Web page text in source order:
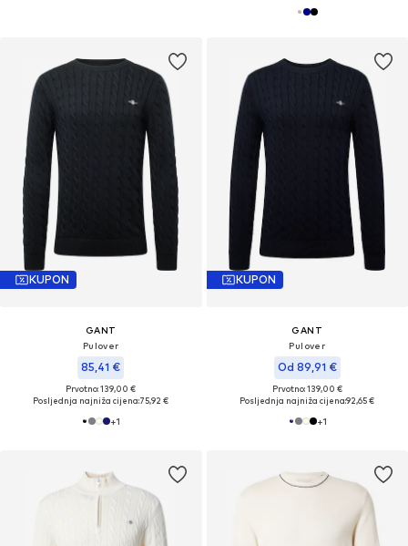
KUPON
GANT
Pulover
85,41 €
Prvotno: 139,00 €
Posljednja najniža cijena:75,92 €
+1
KUPON
GANT
Pulover
Od 89,91 €
Prvotno: 139,00 €
Posljednja najniža cijena:92,65 €
+1